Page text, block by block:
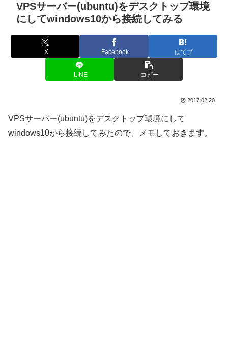
VPSサーバー(ubuntu)をデスクトップ環境
にしてwindows10から接続してみる
X Facebook はてブ
LINE コピー
2017.02.20
VPSサーバー(ubuntu)をデスクトップ環境にして
windows10から接続してみたので、メモしておきます。